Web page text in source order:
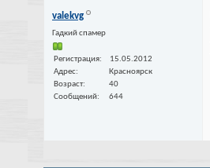
valekvg
Гадкий спамер
Регистрация
15.05.2012
Адрес
Красноярск
Возраст
40
Сообщений
644